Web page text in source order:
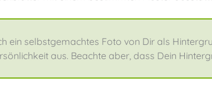
ein selbstgemachtes Foto von Dir als
aus. Beachte aber, dass Dein